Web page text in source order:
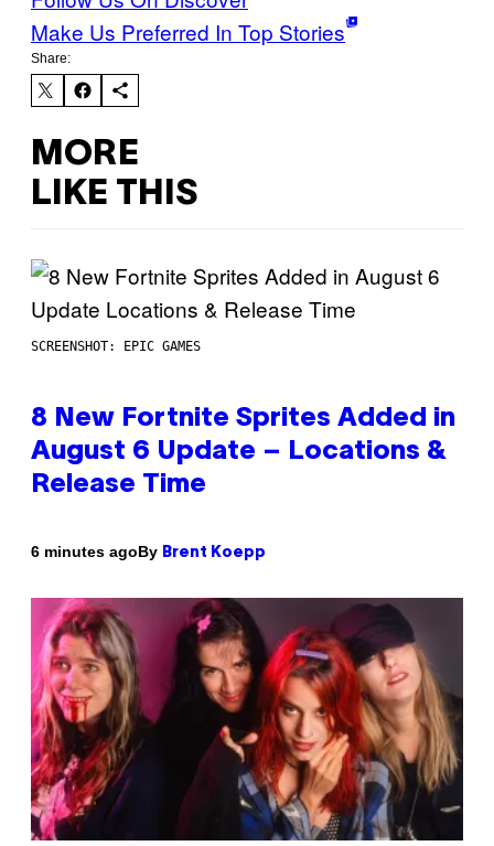
Make Us Preferred In Top Stories
Share:
MORE
LIKE THIS
SCREENSHOT: EPIC GAMES
8 New Fortnite Sprites Added in
August 6 Update – Locations &
Release Time
6 minutes agoBy Brent Koepp